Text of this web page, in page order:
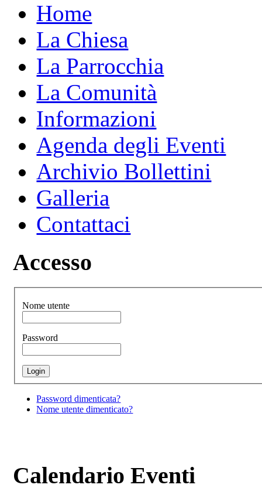
Home
La Chiesa
La Parrocchia
La Comunità
Informazioni
Agenda degli Eventi
Archivio Bollettini
Galleria
Contattaci
Accesso
Nome utente
Password
Password dimenticata?
Nome utente dimenticato?
Calendario Eventi